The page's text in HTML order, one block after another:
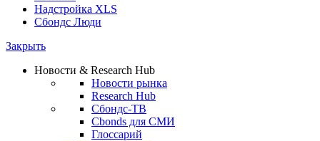
Надстройка XLS
Сбондс Люди
Закрыть
Новости & Research Hub
Новости рынка
Research Hub
Сбондс-ТВ
Cbonds для СМИ
Глоссарий